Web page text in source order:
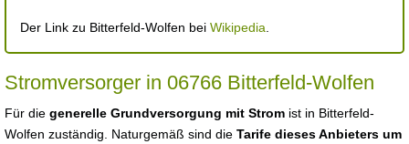
Der Link zu Bitterfeld-Wolfen bei Wikipedia
Stromversorger in 06766 Bitterfeld-Wolfen
Für die generelle Grundversorgung mit Strom ist in Bitterfeld-
Wolfen zuständig. Naturgemäß sind die Tarife dieses Anbieters um